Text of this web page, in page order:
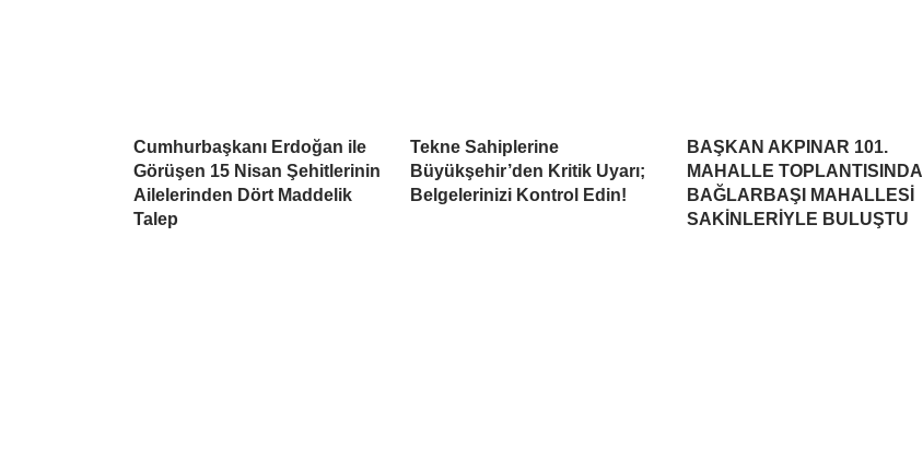
Cumhurbaşkanı Erdoğan ile
Görüşen 15 Nisan Şehitlerinin
Ailelerinden Dört Maddelik
Talep
Tekne Sahiplerine
Büyükşehir’den Kritik Uyarı;
Belgelerinizi Kontrol Edin!
BAŞKAN AKPINAR 101.
MAHALLE TOPLANTISINDA
BAĞLARBAŞI MAHALLESİ
SAKİNLERİYLE BULUŞTU